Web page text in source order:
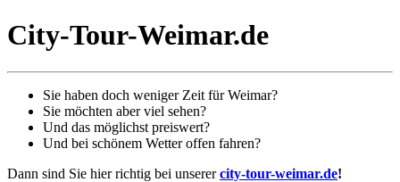
City-Tour-Weimar.de
Sie haben doch weniger Zeit für Weimar?
Sie möchten aber viel sehen?
Und das möglichst preiswert?
Und bei schönem Wetter offen fahren?
Dann sind Sie hier richtig bei unserercity-tour-weimar.de!